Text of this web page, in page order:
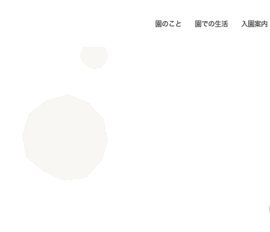
園のこと 園での⽣活 ⼊園案内